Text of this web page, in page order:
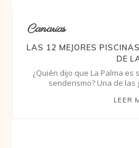
Canarias
LAS 12 MEJORES
DE
¿Quién dijo que La Palma
senderismo? Una de las
LEER